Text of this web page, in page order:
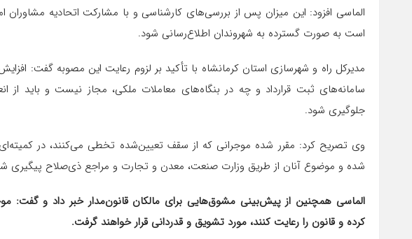
الماسی افزود: این میزان پس از بررسی‌های کارشناسی و با مشارکت اتحادیه
است به صورت گسترده به شهروندان اطلاع‌رسانی شود.
سامانه‌های ثبت قرارداد و چه در بنگاه‌های معاملات ملکی، مجاز نیست و باید از
جلوگیری شود.
وی تصریح کرد: مقرر شده موجرانی که از سقف تعیین‌شده تخطی می‌کنند، در
شده و موضوع آنان از طریق وزارت صنعت، معدن و تجارت و مراجع ذی‌صلاح پیگیری
الماسی همچنین از پیش‌بینی مشوق‌هایی برای مالکان قانون‌مدار خبر داد و گفت:
کرده و قانون را رعایت کنند، مورد تشویق و قدردانی قرار خواهند گرفت.